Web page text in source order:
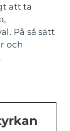
att ta
På så sätt
och